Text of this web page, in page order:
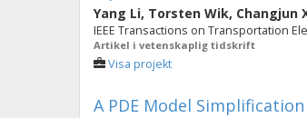
Yang Li, Torsten Wik, Changjun
IEEE Transactions on Transportation
Artikel i vetenskaplig tidskrift
Visa projekt
A PDE Model